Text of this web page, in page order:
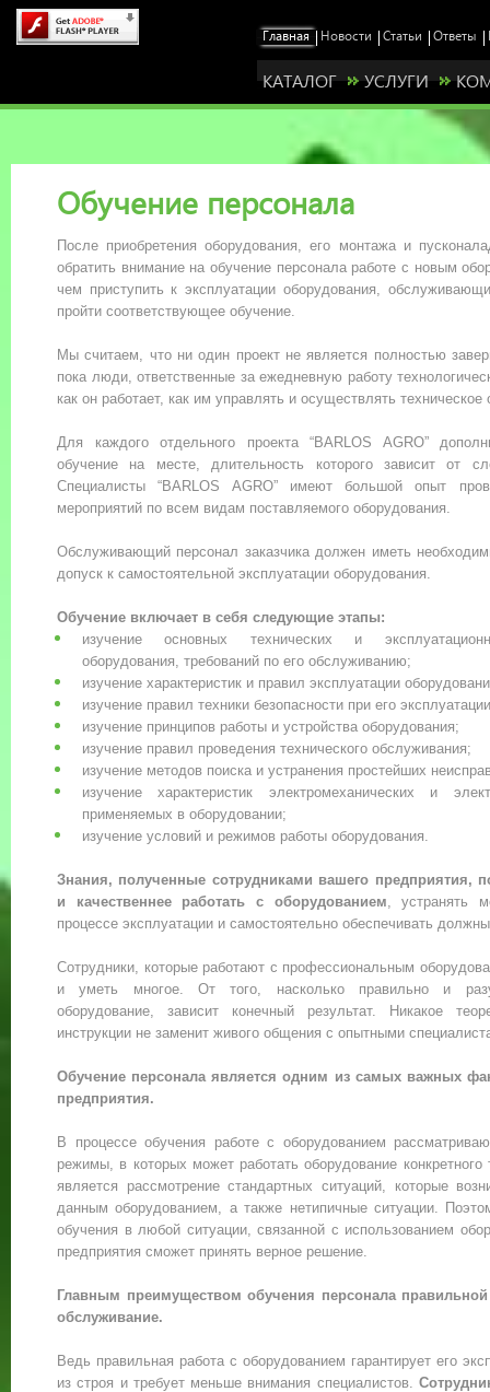
КАТАЛОГ УСЛУГИ
Станьте нашим представителем у себя в
Обучение персонала
После приобретения оборудования, его монтажа и
обратить внимание на обучение персонала работе с новым
чем приступить к эксплуатации оборудования,
пройти соответствующее обучение.
Мы считаем, что ни один проект не является полностью
пока люди, ответственные за ежедневную работу
как он работает, как им управлять и осуществлять
Для каждого отдельного проекта “BARLOS AGRO”
обучение на месте, длительность которого зависит от
Специалисты “BARLOS AGRO” имеют большой опыт
мероприятий по всем видам поставляемого оборудования.
Обслуживающий персонал заказчика должен иметь
допуск к самостоятельной эксплуатации оборудования.
Обучение включает в себя следующие этапы:
изучение основных технических и
оборудования, требований по его обслуживанию;
изучение характеристик и правил эксплуатации
изучение правил техники безопасности при его
изучение принципов работы и устройства оборудования;
изучение правил проведения технического обслуживания;
изучение методов поиска и устранения простейших
изучение характеристик электромеханических и
применяемых в оборудовании;
изучение условий и режимов работы оборудования.
Знания, полученные сотрудниками вашего предприятия,
и качественнее работать с оборудованием, устранять
процессе эксплуатации и самостоятельно обеспечивать
Сотрудники, которые работают с профессиональным
и уметь многое. От того, насколько правильно и
оборудование, зависит конечный результат. Никакое
инструкции не заменит живого общения с опытными
Обучение персонала является одним из самых важных
предприятия.
В процессе обучения работе с оборудованием
режимы, в которых может работать оборудование
является рассмотрение стандартных ситуаций, которые
данным оборудованием, а также нетипичные ситуации.
обучения в любой ситуации, связанной с использованием
предприятия сможет принять верное решение.
Главным преимуществом обучения персонала
обслуживание.
Ведь правильная работа с оборудованием гарантирует его
из строя и требует меньше внимания специалистов.